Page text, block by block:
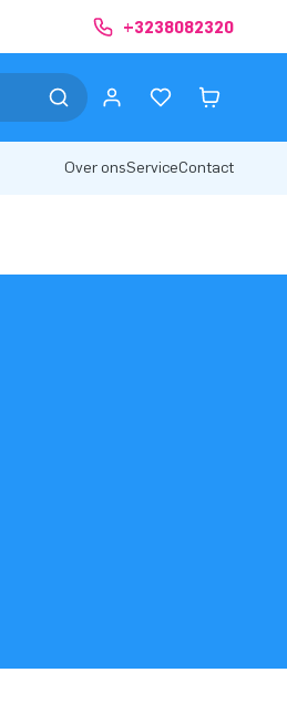
+3238082320
Over onsServiceContact